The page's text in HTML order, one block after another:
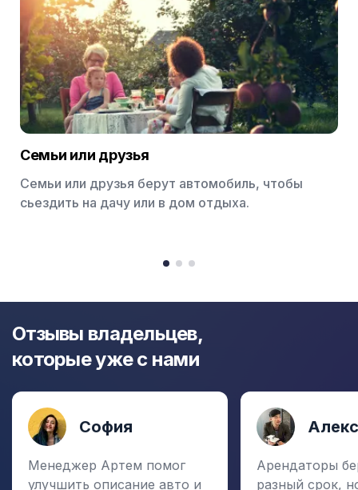
Семьи или друзья
Семьи или друзья берут автомобиль, чтобы
сьездить на дачу или в дом отдыха.
item
itemitem
3
Отзывы владельцев,
которые уже с нами
София
Менеджер Артем помог
улучшить описание авто и
Арендаторы
разный срок,